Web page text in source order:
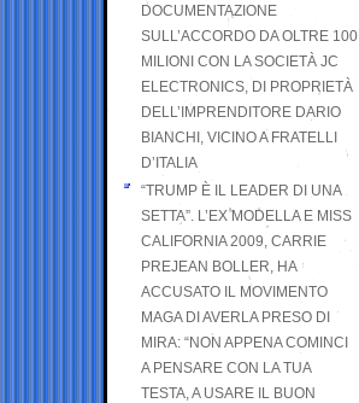
DOCUMENTAZIONE
SULL’ACCORDO DA OLTRE 100
MILIONI CON LA SOCIETÀ JC
ELECTRONICS, DI PROPRIETÀ
DELL’IMPRENDITORE DARIO
BIANCHI, VICINO A FRATELLI
D’ITALIA
“TRUMP È IL LEADER DI UNA
SETTA”. L’EX MODELLA E MISS
CALIFORNIA 2009, CARRIE
PREJEAN BOLLER, HA
ACCUSATO IL MOVIMENTO
MAGA DI AVERLA PRESO DI
MIRA: “NON APPENA COMINCI
A PENSARE CON LA TUA
TESTA, A USARE IL BUON